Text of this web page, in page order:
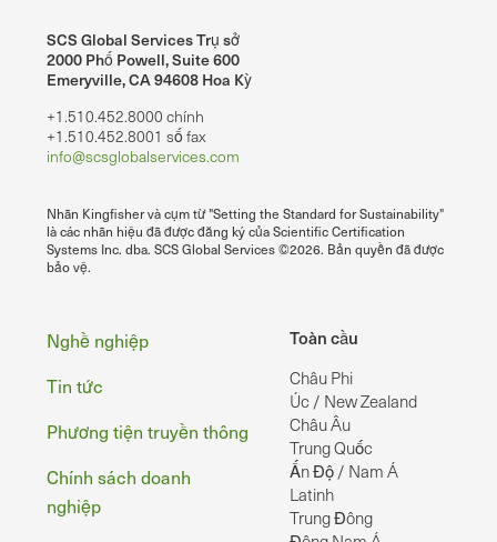
SCS Global Services Trụ sở
2000 Phố Powell, Suite 600
Emeryville, CA 94608 Hoa Kỳ
+1.510.452.8000 chính
+1.510.452.8001 số fax
info@scsglobalservices.com
Nhãn Kingfisher và cụm từ "Setting the Standard for Sustainability"
là các nhãn hiệu đã được đăng ký của Scientific Certification
Systems Inc. dba. SCS Global Services ©2026. Bản quyền đã được
bảo vệ.
Toàn cầu
Châu Phi
Úc / New Zealand
Châu Âu
Trung Quốc
Ấn Độ / Nam Á
Latinh
Trung Đông
Chân
Nghề nghiệp
Tin tức
Phương tiện truyền thông
Chính sách doanh
nghiệp